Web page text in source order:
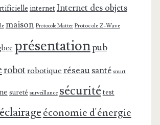
internet Internet des objets
maison Protocole Matter Protocole Z-Wave
présentationpub
robotrobotique réseausanté smart
sureté surveillance sécuritétest
éclairageéconomie d'énergie